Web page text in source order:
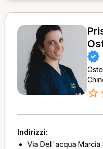
Indirizzi:
Via Dell'acqua Marcia